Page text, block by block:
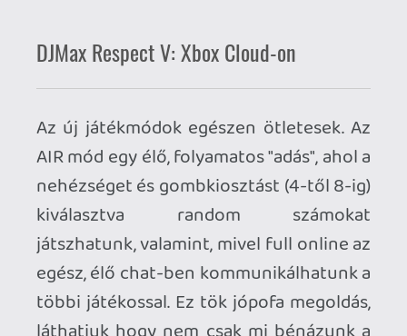
mivel a cloud gaming az elfogadhatónál
a game-et. Nyugis rpg-knél, narratív
kalandjátékoknál, vagy akár casual
versenyjátékoknál teljesen vállalható ez
a kis késés, itt viszont game breaker. :(
Ahogy láttam, a készítők beépítettek
egyfajta segítséget (jóval
engedékenyebb a játék, mint más
verzióknál) így még ha a késésből
adódóan rosszkor nyomjuk a gombokat,
ad valamekkora mozgásteret a játék, és